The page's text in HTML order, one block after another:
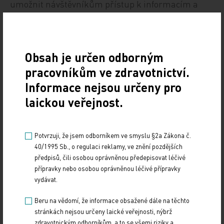
umožnit návštěvníkům přístup k informacím a
řešení FriendlyVox, které se u jedné skupiny
postižených snaží o totéž,“ doplňuje Roman
Giebisch.
Sjednocené asociace nevidomých a slabozrakých
SONS. „Žádné statistiky o využívání internetu mezi
zrakově postiženými neexistují, s jistotou víme
pouze to, že pokrýt plně své potřeby v této oblasti
zvládá jen zlomek z nich,“ doplňuje Vladimír Jareš.
„Jedním z cílů projektu FriendlyVox pro knihovny je
Obsah je určen odborným
pracovníkům ve zdravotnictví.
Informace nejsou určeny pro
laickou veřejnost.
Potvrzuji, že jsem odborníkem ve smyslu §2a Zákona č.
40/1995 Sb., o regulaci reklamy, ve znění pozdějších
předpisů, čili osobou oprávněnou předepisovat léčivé
přípravky nebo osobou oprávněnou léčivé přípravky
vydávat.
Beru na vědomí, že informace obsažené dále na těchto
stránkách nejsou určeny laické veřejnosti, nýbrž
zdravotnickým odborníkům, a to se všemi riziky a